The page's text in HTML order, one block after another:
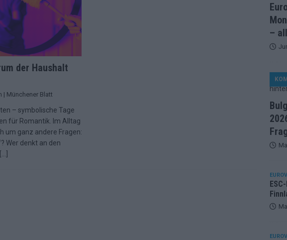
EUROVISION
2026: Das sind alle 26 Finalteilnehmer für den großen Abend in Wien
2026: Diese zehn Länder sehen die Buchmacher im Finale
Park Sommersaison 2026: Monaco, Sallys Café und Westernstadt – alle Neuheiten
EXTRA
hat gewonnen – aber der ESC 2026 hinterlässt unbeantwortete Fragen
der Haushalt
| Münchener Blatt
– symbolische Tage
für Romantik. Im Alltag
um ganz andere Fragen:
Wer denkt an den
–